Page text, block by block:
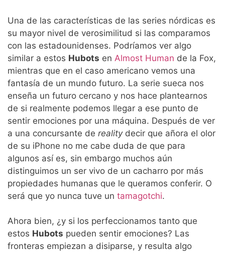
Una de las características de las series nórdicas es
su mayor nivel de verosimilitud si las comparamos
con las estadounidenses. Podríamos ver algo
similar a estos Hubots en Almost Human de la Fox,
mientras que en el caso americano vemos una
fantasía de un mundo futuro. La serie sueca nos
enseña un futuro cercano y nos hace plantearnos
de si realmente podemos llegar a ese punto de
sentir emociones por una máquina. Después de ver
a una concursante de realitydecir que añora el olor
de su iPhone no me cabe duda de que para
algunos así es, sin embargo muchos aún
distinguimos un ser vivo de un cacharro por más
propiedades humanas que le queramos conferir. O
será que yo nunca tuve un tamagotchi.
Ahora bien, ¿y si los perfeccionamos tanto que
estos Hubots pueden sentir emociones? Las
fronteras empiezan a disiparse, y resulta algo